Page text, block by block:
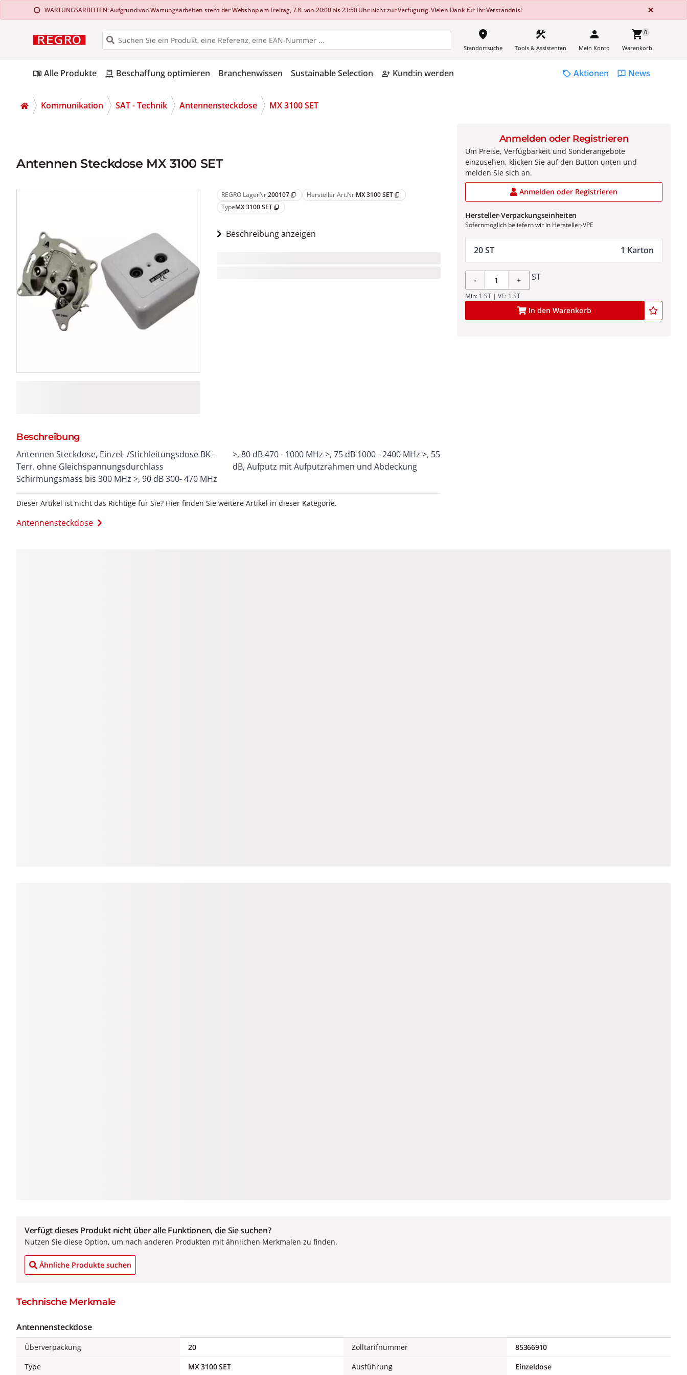
info WARTUNGSARBEITEN: Aufgrund von Wartungsarbeiten steht der Webshop am Freitag, 7.8. von 20:00 bis 23:50 Uhr nicht zur Verfügung. Vielen Dank für Ihr Verständnis! ×
place
Standortsuche
construction
Tools & Assistenten
person
Mein Konto
shopping_cart0
Warenkorb
menu_bookAlle Produkte pallet Beschaffung optimieren Branchenwissen Sustainable Selection person_add_alt Kund:in werden sell Aktionen feedback News
Kommunikation SAT - Technik Antennensteckdose MX 3100 SET
Antennen Steckdose MX 3100 SET
REGRO LagerNr.200107 content_copy Hersteller Art.Nr.MX 3100 SET content_copy
TypeMX 3100 SET content_copy
Beschreibung anzeigen
Beschreibung
Antennen Steckdose, Einzel- /Stichleitungsdose BK -
Terr. ohne Gleichspannungsdurchlass
Schirmungsmass bis 300 MHz >, 90 dB 300- 470 MHz
>, 80 dB 470 - 1000 MHz >, 75 dB 1000 - 2400 MHz >, 55
dB, Aufputz mit Aufputzrahmen und Abdeckung
Dieser Artikel ist nicht das Richtige für Sie? Hier finden Sie weitere Artikel in dieser Kategorie.
Antennensteckdose
Anmelden oder Registrieren
Um Preise, Verfügbarkeit und Sonderangebote
einzusehen, klicken Sie auf den Button unten und
melden Sie sich an.
Anmelden oder Registrieren
Hersteller-Verpackungseinheiten
Sofernmöglich beliefern wir in Hersteller-VPE
20 ST 1 Karton
- + ST
Min: 1 ST | VE: 1 ST
In den Warenkorb
Verfügt dieses Produkt nicht über alle Funktionen, die Sie suchen?
Nutzen Sie diese Option, um nach anderen Produkten mit ähnlichen Merkmalen zu finden.
Ähnliche Produkte suchen
Technische Merkmale
Antennensteckdose
Überverpackung
20
Type
MX 3100 SET
Zolltarifnummer
85366910
Ausführung
Einzeldose